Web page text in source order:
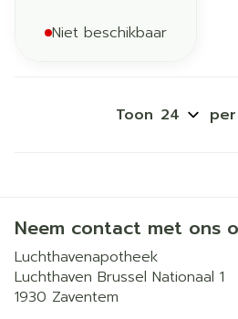
Niet beschikbaar
Toon
Neem contact met ons
Luchthavenapotheek
Luchthaven Brussel Nationaal 1
1930 Zaventem